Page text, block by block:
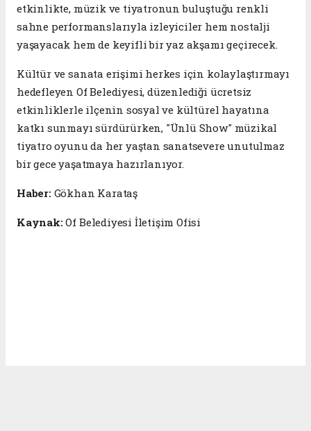
etkinlikte, müzik ve tiyatronun buluştuğu renkli
sahne performanslarıyla izleyiciler hem nostalji
yaşayacak hem de keyifli bir yaz akşamı geçirecek.
Kültür ve sanata erişimi herkes için kolaylaştırmayı
hedefleyen Of Belediyesi, düzenlediği ücretsiz
etkinliklerle ilçenin sosyal ve kültürel hayatına
katkı sunmayı sürdürürken, "Ünlü Show" müzikal
tiyatro oyunu da her yaştan sanatsevere unutulmaz
bir gece yaşatmaya hazırlanıyor.
Haber:Gökhan Karataş
Kaynak:Of Belediyesi İletişim Ofisi